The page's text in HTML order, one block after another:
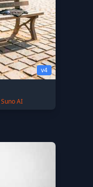
v4
Suno AI